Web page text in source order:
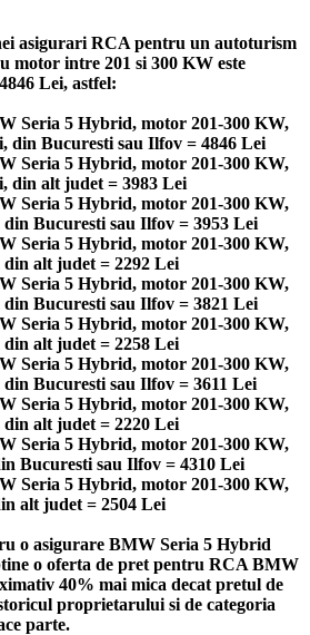
asigurari RCA pentru un autoturism
motor intre 201 si 300 KW este
Lei, astfel:
Seria 5 Hybrid, motor 201-300 KW,
din Bucuresti sau Ilfov = 4846 Lei
Seria 5 Hybrid, motor 201-300 KW,
din alt judet = 3983 Lei
Seria 5 Hybrid, motor 201-300 KW,
Bucuresti sau Ilfov = 3953 Lei
Seria 5 Hybrid, motor 201-300 KW,
alt judet = 2292 Lei
Seria 5 Hybrid, motor 201-300 KW,
Bucuresti sau Ilfov = 3821 Lei
Seria 5 Hybrid, motor 201-300 KW,
alt judet = 2258 Lei
Seria 5 Hybrid, motor 201-300 KW,
Bucuresti sau Ilfov = 3611 Lei
Seria 5 Hybrid, motor 201-300 KW,
alt judet = 2220 Lei
Seria 5 Hybrid, motor 201-300 KW,
Bucuresti sau Ilfov = 4310 Lei
Seria 5 Hybrid, motor 201-300 KW,
alt judet = 2504 Lei
o asigurare BMW Seria 5 Hybrid
o oferta de pret pentru RCA BMW
40% mai mica decat pretul de
proprietarului si de categoria
parte.